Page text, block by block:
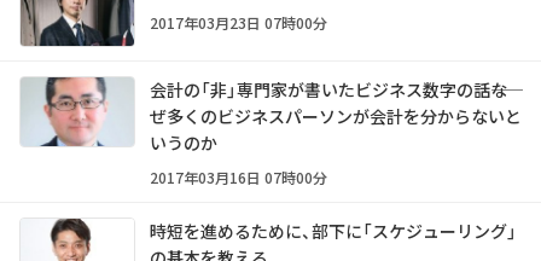
2017年03月23日 07時00分
会計の「非」専門家が書いたビジネス数字の話――な
ぜ多くのビジネスパーソンが会計を分からないと
いうのか
2017年03月16日 07時00分
時短を進めるために、部下に「スケジューリング」